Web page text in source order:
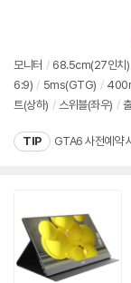
모니터 / 68.5cm(27인치)
6:9) / 5ms(GTG) /
트(상하) / 스위블(좌우) /
TIP GTA6 사전예약